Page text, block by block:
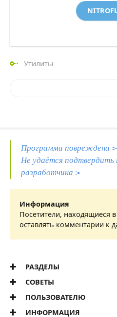
Утилиты
Программа повреждена >
Не удаётся подтвердить
разработчика >
Информация
Посетители, находящиеся
оставлять комментарии к
РАЗДЕЛЫ
СОВЕТЫ
ПОЛЬЗОВАТЕЛЮ
ИНФОРМАЦИЯ